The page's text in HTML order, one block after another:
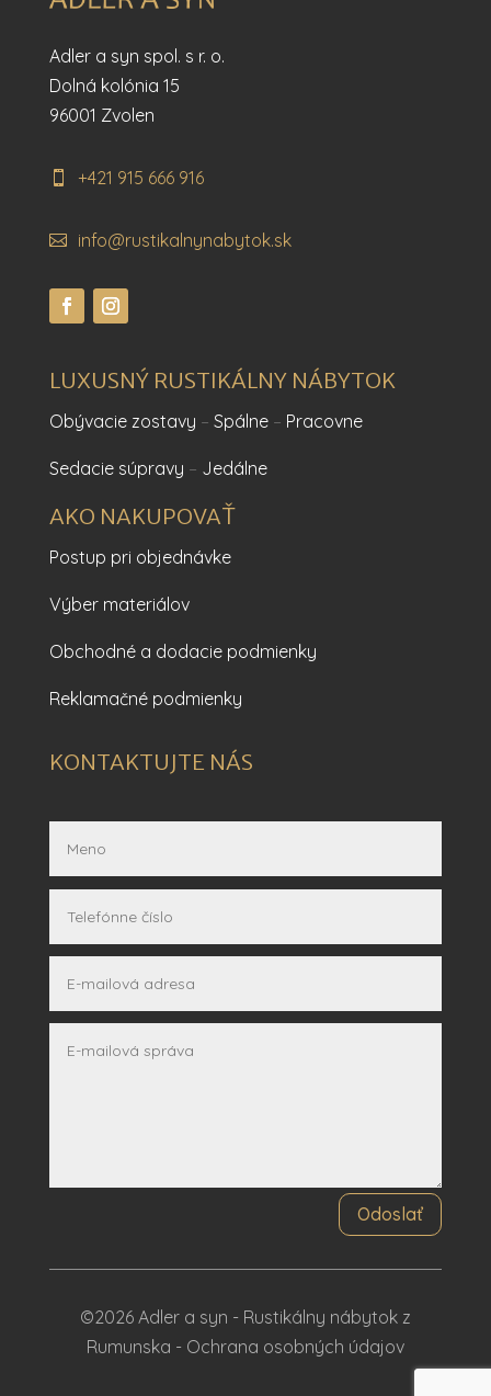
Adler a syn spol. s r. o.
Dolná kolónia 15
96001 Zvolen
+421 915 666 916
info@rustikalnynabytok.sk
LUXUSNÝ RUSTIKÁLNY NÁBYTOK
Obývacie zostavy – Spálne– Pracovne
Sedacie súpravy – Jedálne
AKO NAKUPOVAŤ
Postup pri objednávke
Výber materiálov
Obchodné a dodacie podmienky
Reklamačné podmienky
KONTAKTUJTE NÁS
Odoslať
©2026 Adler a syn - Rustikálny nábytok z
Rumunska - Ochrana osobných údajov